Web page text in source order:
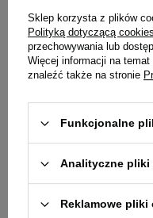
Ciebie i
przysmaki hantel 13 cm
24,99 zł
Sklep korzysta z plików
Polityką dotyczącą cookies
przechowywania lub
Więcej informacji na
znaleźć także na stronie
Funkcjonalne
Analityczne pliki
Reklamowe pliki